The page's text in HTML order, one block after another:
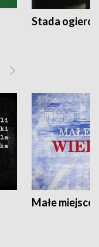
Stada
Małe